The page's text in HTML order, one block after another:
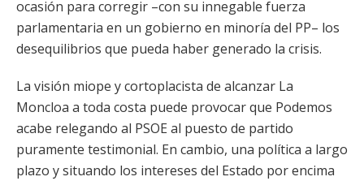
ocasión para corregir –con su innegable fuerza
parlamentaria en un gobierno en minoría del PP– los
desequilibrios que pueda haber generado la crisis.
La visión miope y cortoplacista de alcanzar La
Moncloa a toda costa puede provocar que Podemos
acabe relegando al PSOE al puesto de partido
puramente testimonial. En cambio, una política a largo
plazo y situando los intereses del Estado por encima